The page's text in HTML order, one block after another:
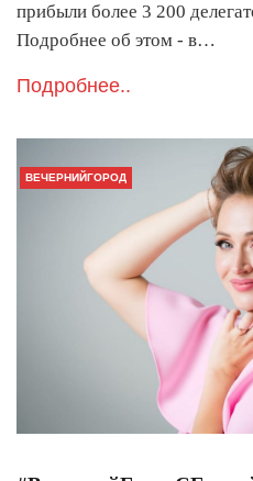
прибыли более 3 200
Подробнее об этом - в…
Подробнее..
ВЕЧЕРНИЙГОРОД